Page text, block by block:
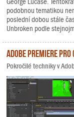
podobnou tematikou
poslední dobou stále
Unbroken podle
Adobe Premiere Pro
Pokročilé techniky v